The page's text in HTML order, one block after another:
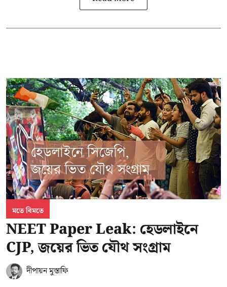
মতে বিমতে
NEET Paper Leak: হেডলাইনে
CJP, জয়ের ভিত যৌথ সংগ্রাম
দীপায়ন মুস্তাফি